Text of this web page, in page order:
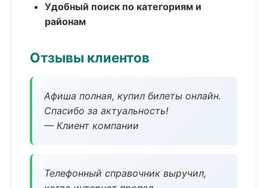
Удобный поиск по категориям и
районам
Отзывы клиентов
Афиша полная, купил билеты онлайн.
Спасибо за актуальность!
— Клиент компании
Телефонный справочник выручил,